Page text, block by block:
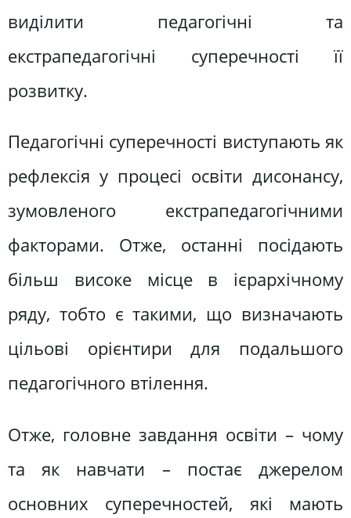
виділити педагогічні та
екстрапедагогічні суперечності її
розвитку.
Педагогічні суперечності виступають як
рефлексія у процесі освіти дисонансу,
зумовленого екстрапедагогічними
факторами. Отже, останні посідають
більш високе місце в ієрархічному
ряду, тобто є такими, що визначають
цільові орієнтири для подальшого
педагогічного втілення.
Отже, головне завдання освіти – чому
та як навчати – постає джерелом
основних суперечностей, які мають